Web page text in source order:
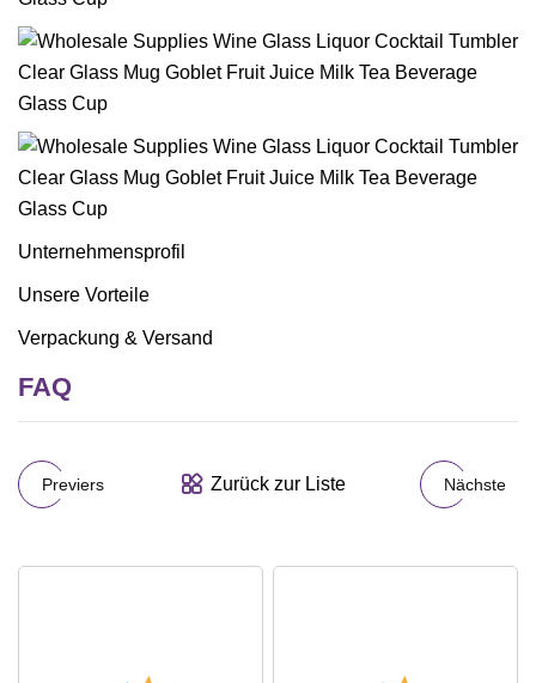
Unternehmensprofil
Unsere Vorteile
Verpackung & Versand
FAQ
Previers Zurück zur Liste Nächste